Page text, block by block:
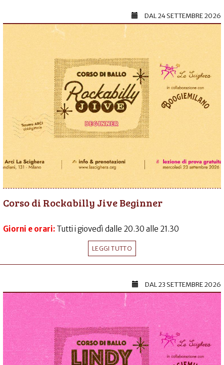
DAL24 SETTEMBRE 2026
Corso di Rockabilly Jive Beginner
Giorni e orari: Tutti i giovedì dalle 20.30 alle 21.30
LEGGI TUTTO
DAL23 SETTEMBRE 2026